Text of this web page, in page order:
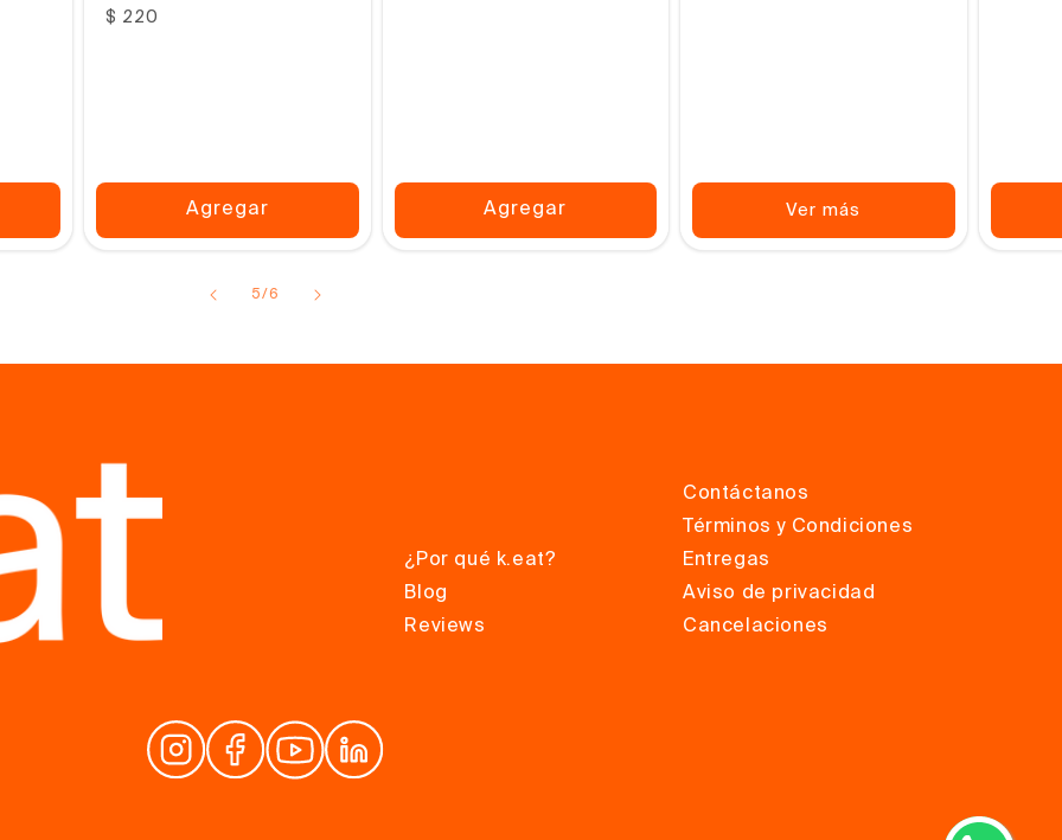
Precio
$ 220
Agregar Agregar Ver más
5/de
6
¿Por qué k.eat?
Blog
Reviews
Contáctanos
Términos y Condiciones
Entregas
Aviso de privacidad
Cancelaciones